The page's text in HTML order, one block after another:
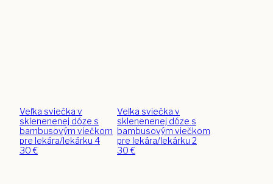
Veľka sviečka v
sklenenenej dóze s
bambusovým viečkom
pre lekára/lekárku 4
30€
Veľka sviečka v
sklenenenej dóze s
bambusovým viečkom
pre lekára/lekárku 2
30€